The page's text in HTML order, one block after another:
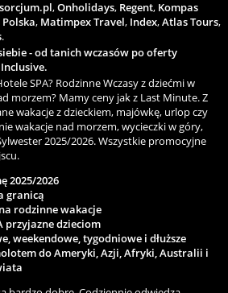
,Onholidays, Regent, Kompas
, Matimpex Travel, Index,Atlas Tours,
.
- od tanich wczasów po oferty
SPA? Rodzinne Wczasy z dziećmi w
morzem? Mamy ceny jak z Last Minute. Z
wakacje z dzieckiem, majówkę, urlop czy
wakacje nad morzem, wycieczki w góry,
2025/2026. Wszystkie promocyjne
2025/2026
granicą
rodzinne wakacje
przyjazne dzieciom
weekendowe, tygodniowe i dłuższe
do Ameryki, Azji, Afryki, Australii i